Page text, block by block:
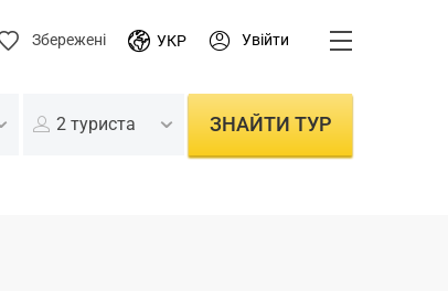
Збережені УКР Увійти
2 туриста ЗНАЙТИ ТУР